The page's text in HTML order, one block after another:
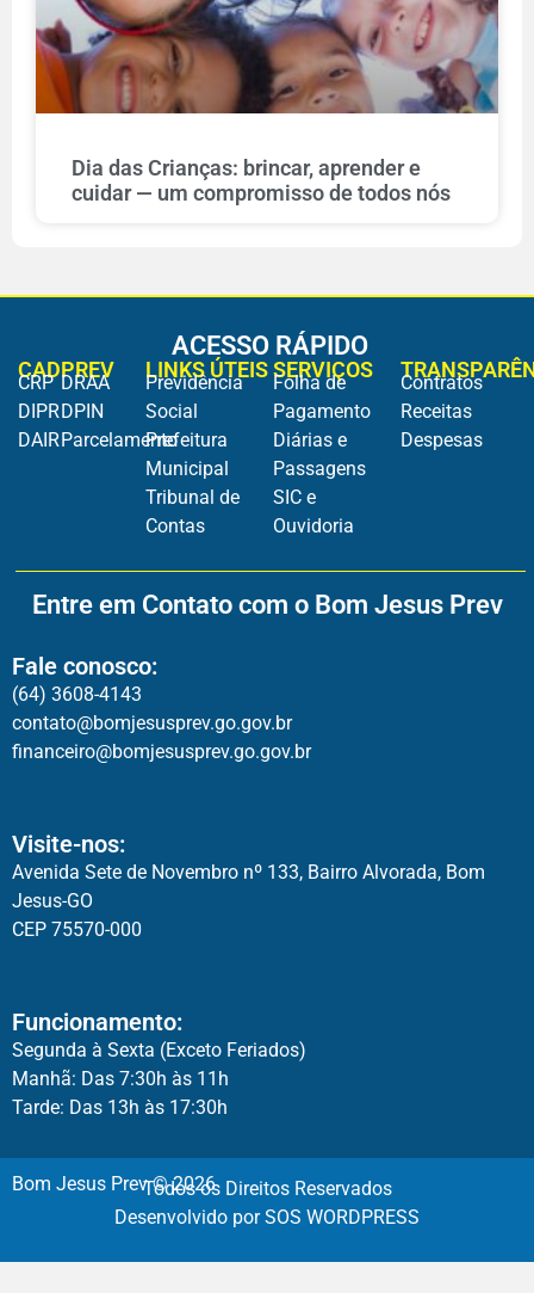
Dia das Crianças: brincar, aprender e
cuidar — um compromisso de todos nós
ACESSO RÁPIDO
CADPREV
CRP
DIPR
DAIR
DRAA
DPIN
Parcelamento
LINKS ÚTEIS
Previdência
Social
Prefeitura
Municipal
Tribunal de
Contas
SERVIÇOS
Folha de
Pagamento
Diárias e
Passagens
SIC e
Ouvidoria
Contratos
Receitas
Despesas
Entre em Contato com o Bom Jesus Prev
Fale conosco:
(64) 3608-4143
contato@bomjesusprev.go.gov.br
financeiro@bomjesusprev.go.gov.br
Visite-nos:
Avenida Sete de Novembro nº 133, Bairro Alvorada, Bom
Jesus-GO
CEP 75570-000
Funcionamento:
Segunda à Sexta (Exceto Feriados)
Manhã: Das 7:30h às 11h
Tarde: Das 13h às 17:30h
Bom Jesus Prev © 2026Todos os Direitos Reservados
Desenvolvido por SOS WORDPRESS